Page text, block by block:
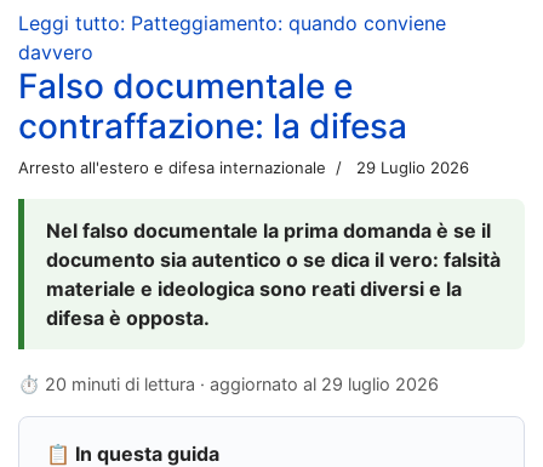
Leggi tutto: Patteggiamento: quando conviene
davvero
Falso documentale e
contraffazione: la difesa
Arresto all'estero e difesa internazionale 29 Luglio 2026
Nel falso documentale la prima domanda è se il
documento sia autentico o se dica il vero: falsità
materiale e ideologica sono reati diversi e la
difesa è opposta.
⏱ 20 minuti di lettura · aggiornato al 29 luglio 2026
📋 In questa guida